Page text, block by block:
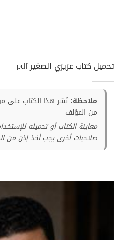
تحميل كتاب عزيزي الصغير pdf
ملاحظة: نُشر هذا الكتاب على
من المؤلف
معاينة الكتاب أو تحميله
صلاحيات أخرى يجب أخذ إذن من